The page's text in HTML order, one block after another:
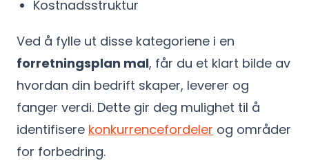
Kostnadsstruktur
Ved å fylle ut disse kategoriene i en
forretningsplan mal, får du et klart bilde av
hvordan din bedrift skaper, leverer og
fanger verdi. Dette gir deg mulighet til å
identifisere konkurrencefordeler og områder
for forbedring.